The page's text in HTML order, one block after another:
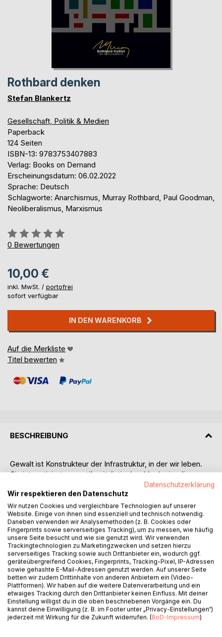
Rothbard denken
Stefan Blankertz
Gesellschaft, Politik & Medien
Paperback
124 Seiten
ISBN-13: 9783753407883
Verlag: Books on Demand
Erscheinungsdatum: 06.02.2022
Sprache: Deutsch
Schlagworte: Anarchismus, Murray Rothbard, Paul Goodman,
Neoliberalismus, Marxismus
Bewertung::
0%
0 Bewertungen
10,00 €
inkl. MwSt. / portofrei
sofort verfügbar
IN DEN WARENKORB
Auf die Merkliste
Titel bewerten
BESCHREIBUNG
Gewalt ist Konstrukteur der Infrastruktur, in der wir leben.
Sie ist motiviert von antikapitalistischer Ideologie, die
verkündet, freiwilliges Handeln der Menschen würde ihnen
selber schaden: zum eigenen Nutzen müssten sie durch
die Gewalt unterworfen werden, einer Gewalt, die freilich
ganz bestimmten Interessen dient und keineswegs einer
anonymen Allgemeinheit. Diesen ursprünglich von Paul
Goodman inspirierten Satz vertieft Murray Rothbards
politisch-ökonomische Theorie - düster und doch ein Licht,
das einen Ausweg aufzeigt. Die Infrastrukturen, die uns
umgeben, seien es die Kliniken, seien es die Schulen oder
Universitäten, seien es die Währungen, seien es die
Kulturgüter, seien es die Straßen, seien es die
Versorgungsunternehmen, sind Konstrukte der
Staatsgewalt. Sie entspringen unfreiwilliger Interaktion:
dem politischen Prozess, welchen Gewalt prägt. Etwas
Datenschutzerklärung
Wir respektieren den Datenschutz
Wir nutzen Cookies und vergleichbare Technologien auf unserer
Website. Einige von ihnen sind essenziell und technisch notwendig.
Daneben verwenden wir Analysemethoden (z. B. Cookies oder
Fingerprints sowie serverseitiges Tracking), um zu messen, wie häufig
unsere Seite besucht und wie sie genutzt wird. Wir verwenden
Trackingtechnologien zu Marketingzwecken und setzen hierzu
serverseitiges Tracking sowie auch Drittanbieter ein, wodurch ggf.
geräteübergreifend Cookies, Fingerprints, Tracking-Pixel, IP-Adressen
sowie gehashte E-Mail-Adressen genutzt werden. Auf unserer Seite
betten wir zudem Drittinhalte von anderen Anbietern ein (Video-
Plattformen). Wir haben auf die weitere Datenverarbeitung und ein
etwaiges Tracking durch den Drittanbieter keinen Einfluss. Mit deiner
Einstellung willigst du in die oben beschriebenen Vorgänge ein. Du
kannst deine Einwilligung (z. B. im Footer unter „Privacy-Einstellungen“)
jederzeit mit Wirkung für die Zukunft widerrufen. (BoD-Impressum)